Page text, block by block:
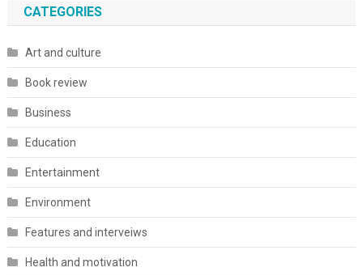
CATEGORIES
Art and culture
Book review
Business
Education
Entertainment
Environment
Features and interveiws
Health and motivation